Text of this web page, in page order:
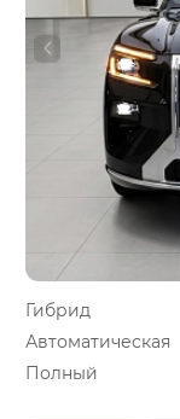
Гибрид
Автоматическая
Полный